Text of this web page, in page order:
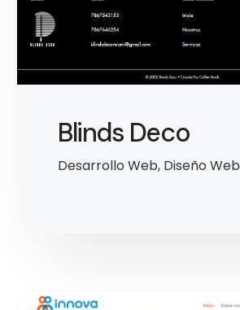
Blinds Deco
Desarrollo Web, Diseño Web